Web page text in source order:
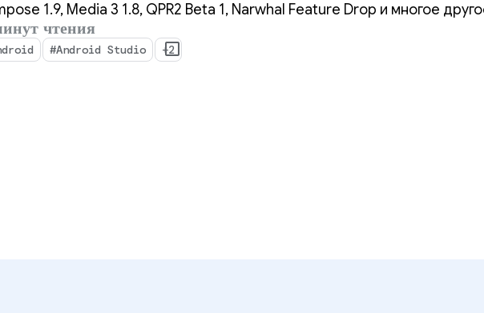
1.9, Media 3 1.8, QPR2 Beta 1, Narwhal Feature Drop и многое
чтения
#Android Studio +2